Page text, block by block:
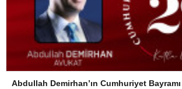
Abdullah Demirhan’ın Cumhuriyet Bayramı